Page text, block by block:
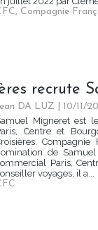
, Compagnie
recrute
DA LUZ | 10/11/
Migneret est
Centre et
de
Paris,
voyages, il a...